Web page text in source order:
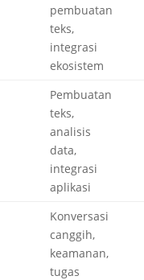
pembuatan
teks,
integrasi
ekosistem
Pembuatan
teks,
analisis
data,
integrasi
aplikasi
Konversasi
canggih,
keamanan,
tugas